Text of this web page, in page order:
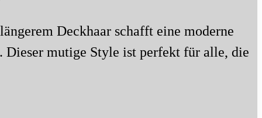
Deckhaar schafft eine moderne
mutige Style ist perfekt für alle, die